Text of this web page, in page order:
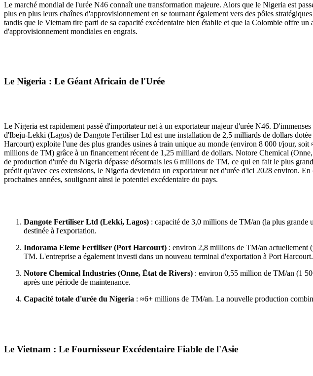
Le marché mondial de l'urée N46 connaît une transformation majeure. Alors que le Nigeria est
plus en plus leurs chaînes d'approvisionnement en se tournant également vers des pôles
tandis que le Vietnam tire parti de sa capacité excédentaire bien établie et que la Colombie offre
d'approvisionnement mondiales en engrais.
Le Nigeria : Le Géant Africain de l'Urée
Le Nigeria est rapidement passé d'importateur net à un exportateur majeur d'urée N46.
d'Ibeju-Lekki (Lagos) de Dangote Fertiliser Ltd est une installation de 2,5 milliards de dollars
Harcourt) exploite l'une des plus grandes usines à train unique au monde (environ 8 000 t/jour,
millions de TM) grâce à un financement récent de 1,25 milliard de dollars. Notore Chemical
de production d'urée du Nigeria dépasse désormais les 6 millions de TM, ce qui en fait le plus
prédit qu'avec ces extensions, le Nigeria deviendra un exportateur net d'urée d'ici 2028 environ.
prochaines années, soulignant ainsi le potentiel excédentaire du pays.
Dangote Fertiliser Ltd (Lekki, Lagos) : capacité de 3,0 millions de TM/an (la plus grande
destinée à l'exportation.
Indorama Eleme Fertiliser (Port Harcourt) : environ 2,8 millions de TM/an
TM. L'entreprise a également investi dans un nouveau terminal d'exportation à Port Harcourt.
Notore Chemical Industries (Onne, État de Rivers) : environ 0,55 million de TM/an (1
après une période de maintenance.
Capacité totale d'urée du Nigeria : ≈6+ millions de TM/an. La nouvelle production
Le Vietnam : Le Fournisseur Excédentaire Fiable de l'Asie